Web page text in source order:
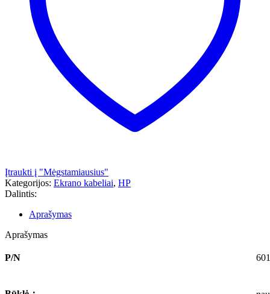
Įtraukti į "Mėgstamiausius"
Kategorijos: Ekrano kabeliai, HP
Dalintis:
Aprašymas
Aprašymas
P/N